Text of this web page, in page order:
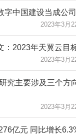
字中国建设当成公
2023年3月
：2023年天翼云目
2023年3月
究主要涉及三个方
2023年3月
亿元 同比增长